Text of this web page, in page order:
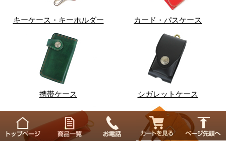
キーケース・キーホルダー カード・パスケース
携帯ケース シガレットケース